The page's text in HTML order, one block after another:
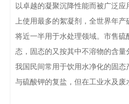
以卓越的凝聚沉降性能而被广泛应
上使用最多的絮凝剂，全世界年产
将近一半用于水处理领域。 市售硫
态，固态的又按其中不溶物的含量
我国民间常用于饮用水净化的固态
与硫酸钾的复盐，但在工业水及废